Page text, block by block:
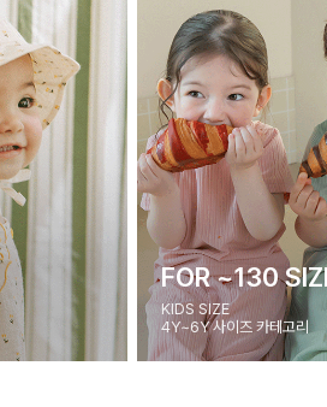
FOR ~130
KIDS SIZE
4Y~6Y 사이즈 카테고리